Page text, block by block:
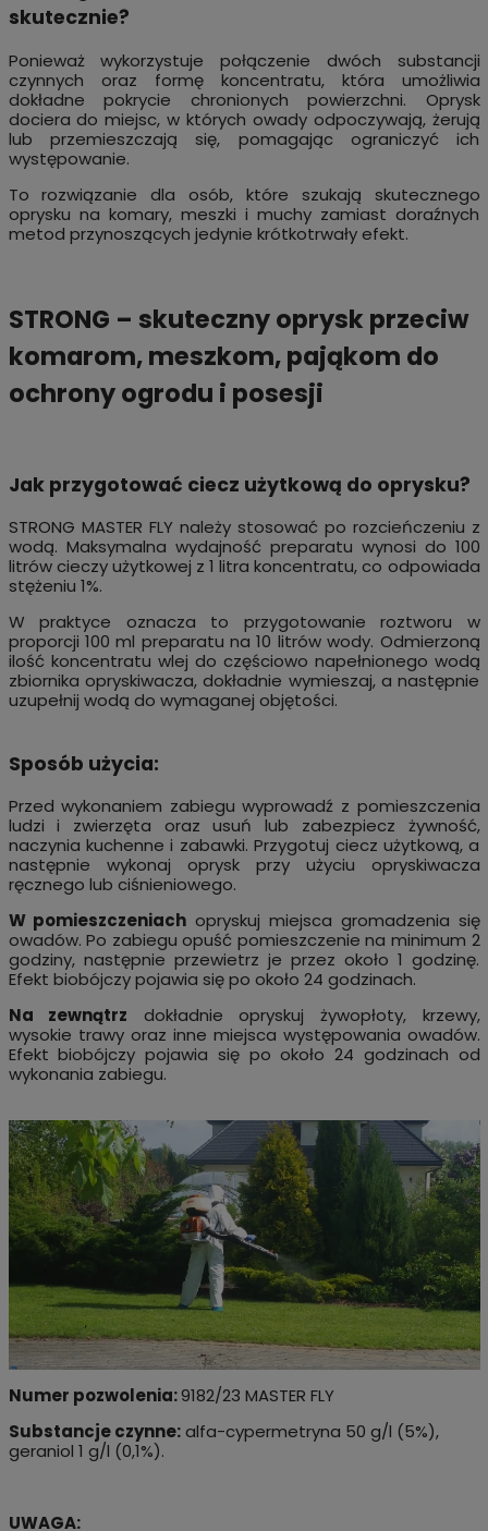
skutecznie?
Ponieważ wykorzystuje połączenie dwóch substancji
czynnych oraz formę koncentratu, która umożliwia
dokładne pokrycie chronionych powierzchni. Oprysk
dociera do miejsc, w których owady odpoczywają, żerują
lub przemieszczają się, pomagając ograniczyć ich
występowanie.
To rozwiązanie dla osób, które szukają skutecznego
oprysku na komary, meszki i muchy zamiast doraźnych
metod przynoszących jedynie krótkotrwały efekt.
STRONG – skuteczny oprysk przeciw
komarom, meszkom, pająkom do
ochrony ogrodu i posesji
Jak przygotować ciecz użytkową do oprysku?
STRONG MASTER FLY należy stosować po rozcieńczeniu z
wodą. Maksymalna wydajność preparatu wynosi do 100
litrów cieczy użytkowej z 1 litra koncentratu, co odpowiada
stężeniu 1%.
W praktyce oznacza to przygotowanie roztworu w
proporcji 100 ml preparatu na 10 litrów wody. Odmierzoną
ilość koncentratu wlej do częściowo napełnionego wodą
zbiornika opryskiwacza, dokładnie wymieszaj, a następnie
uzupełnij wodą do wymaganej objętości.
Sposób użycia:
Przed wykonaniem zabiegu wyprowadź z pomieszczenia
ludzi i zwierzęta oraz usuń lub zabezpiecz żywność,
naczynia kuchenne i zabawki. Przygotuj ciecz użytkową, a
następnie wykonaj oprysk przy użyciu opryskiwacza
ręcznego lub ciśnieniowego.
W pomieszczeniach opryskuj miejsca gromadzenia się
owadów. Po zabiegu opuść pomieszczenie na minimum 2
godziny, następnie przewietrz je przez około 1 godzinę.
Efekt biobójczy pojawia się po około 24 godzinach.
Na zewnątrz dokładnie opryskuj żywopłoty, krzewy,
wysokie trawy oraz inne miejsca występowania owadów.
Efekt biobójczy pojawia się po około 24 godzinach od
wykonania zabiegu.
Numer pozwolenia:9182/23 MASTER FLY
Substancje czynne:alfa-cypermetryna 50 g/l (5%),
geraniol 1 g/l (0,1%).
UWAGA: